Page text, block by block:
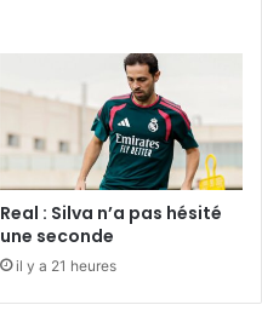
Real : Silva n’a pas hésité
une seconde
il y a 21 heures